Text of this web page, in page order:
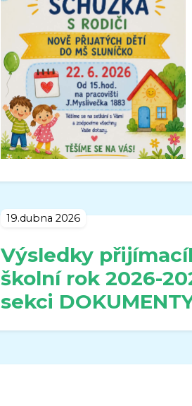
19.dubna 2026
Výsledky
školní rok 2026-
sekci